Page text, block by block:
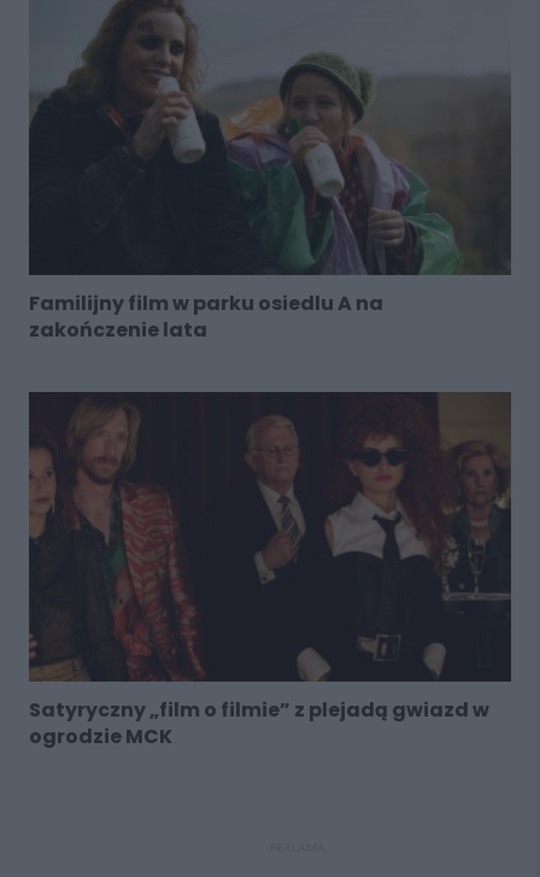
Familijny film w parku osiedlu A na
zakończenie lata
Satyryczny „film o filmie” z plejadą gwiazd w
ogrodzie MCK